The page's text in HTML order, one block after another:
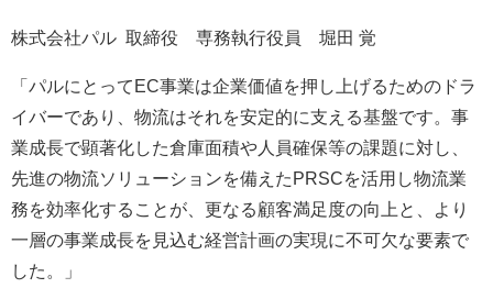
株式会社パル 取締役 専務執行役員 堀田 覚
「パルにとってEC事業は企業価値を押し上げるためのドラ
イバーであり、物流はそれを安定的に支える基盤です。事
業成長で顕著化した倉庫面積や人員確保等の課題に対し、
先進の物流ソリューションを備えたPRSCを活用し物流業
務を効率化することが、更なる顧客満足度の向上と、より
一層の事業成長を見込む経営計画の実現に不可欠な要素で
した。」